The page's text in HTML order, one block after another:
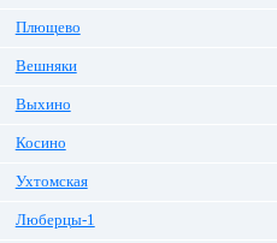
Плющево
Вешняки
Выхино
Косино
Ухтомская
Люберцы-1